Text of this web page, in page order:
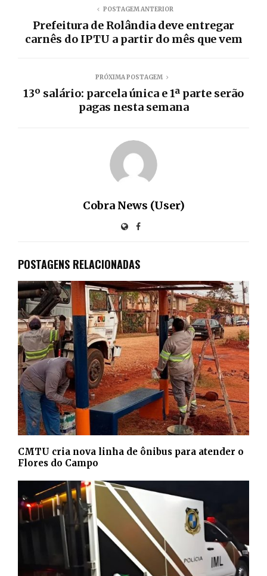
POSTAGEM ANTERIOR
Prefeitura de Rolândia deve entregar
carnês do IPTU a partir do mês que vem
PRÓXIMA POSTAGEM
13º salário: parcela única e 1ª parte serão
pagas nesta semana
Cobra News (User)
POSTAGENS RELACIONADAS
CMTU cria nova linha de ônibus para atender o
Flores do Campo